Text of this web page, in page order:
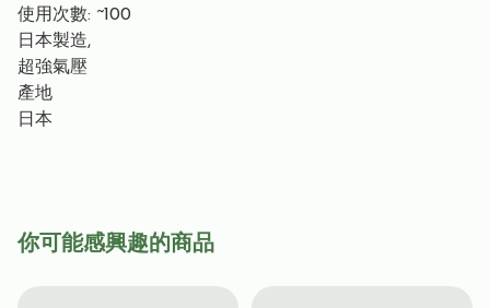
使用次數: ~100
日本製造,
超強氣壓
產地
日本
你可能感興趣的商品